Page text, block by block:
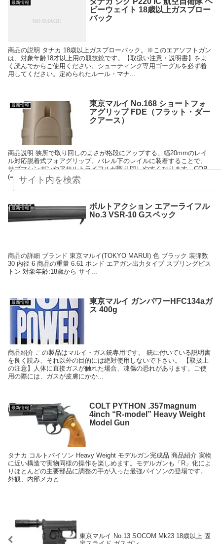
最新情報
ビーウェイト 18歳以上ガスブロー
バック
商品の説明 タナカ 18歳以上ガスブローバック。※このエアソフトガン
は、対象年齢18才以上用の競技銃です。【取扱い注意・説明書】をよ
く読んでからご使用ください。シューティング専用ゴーグルを必ず着
用してください。定められたルール・マナ...
最新情報
東京マルイ No.168 ショートフォ
アグリップ FDE（フラット・ダー
クアース）
商品説明 狭所で取り回しのよさが格段にアップする、幅20mmのレイ
ル対応脱着式フォアグリップ。バレル下のレイルに装着することで、
サブマシンガンやアサルトライフルが取り回しやすくなります。CQB
(=近接戦闘)スタイルに欠かせ...
最新情報
ボルトアクション エアーライフル
No.3 VSR-10 Gスペック
商品の詳細 ブランド 東京マルイ(TOKYO MARUI) 色 ブラック 装弾数
30 内径 6 商品の重量 6.61 ポンド エアガン出力タイプ スプリングピス
トン 対象年齢:18歳から サイ...
最新情報
東京マルイ ガンパワーHFC134aガ
ス 400g
商品紹介 この製品はマルイ・ガス銃専用です。 銃に付いている説明書
を良く読み、それ以外の目的には絶対使用しないで下さい。 【取扱上
の注意】人体に直接ガスが触れた場合、凍傷の恐れがあります。ご使
用の際には、ガスが皮膚にかか...
最新情報
COLT PYTHON .357magnum
4inch “R-model” Heavy Weight
Model Gun
タナカ コルトパイソン Heavy Weight モデルガン完成品 商品紹介 実物
に近い構造で実物同様の操作を楽しめます。モデルガンも「R」化によ
りほとんどの主要部品に調整の手が入った最強パイソンの登場です。
外観、内部メカと...
東京マルイ No.13 SOCOM Mk23 18歳以上 固